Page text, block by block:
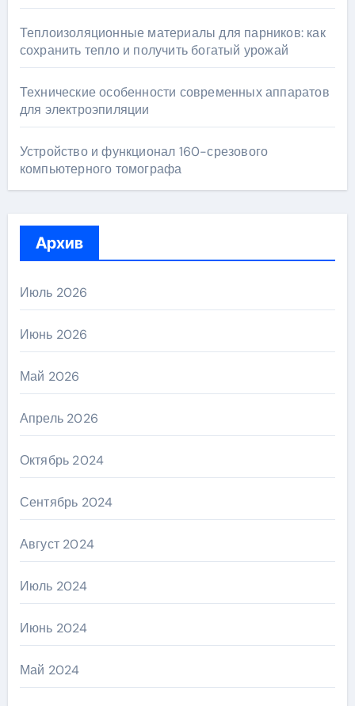
Теплоизоляционные материалы для парников: как
сохранить тепло и получить богатый урожай
Технические особенности современных аппаратов
для электроэпиляции
Устройство и функционал 160-срезового
компьютерного томографа
Архив
Июль 2026
Июнь 2026
Май 2026
Апрель 2026
Октябрь 2024
Сентябрь 2024
Август 2024
Июль 2024
Июнь 2024
Май 2024